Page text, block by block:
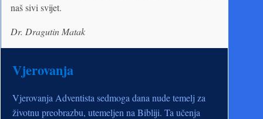
naš sivi svijet.
Dr. Dragutin Matak
Vjerovanja
Vjerovanja Adventista sedmoga dana nude temelj za
životnu preobrazbu, utemeljen na Bibliji. Ta učenja